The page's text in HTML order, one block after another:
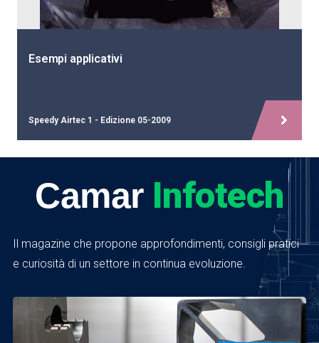
Esempi applicativi
Speedy Airtec 1 - Edizione 05-2009
Camar Infotech
Il magazine che propone approfondimenti, consigli pratici
e curiosità di un settore in continua evoluzione.